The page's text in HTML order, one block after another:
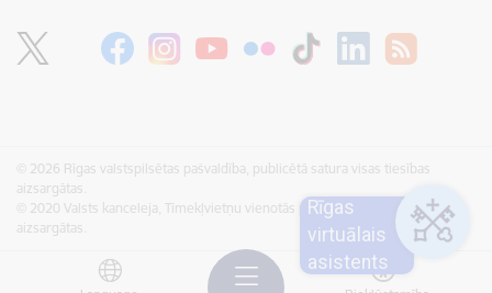
© 2026 Rīgas valstspilsētas pašvaldība, publicētā satura visas tiesības
aizsargātas.
© 2020 Valsts kanceleja, Tīmekļvietņu vienotās platformas visas tiesības
aizsargātas.
Rīgas
virtuālais
asistents